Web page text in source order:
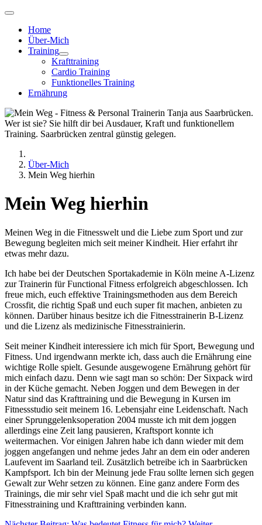
Home
Über-Mich
Training
Krafttraining
Cardio Training
Funktionelles Training
Ernährung
Über-Mich
Mein Weg hierhin
Mein Weg hierhin
Meinen Weg in die Fitnesswelt und die Liebe zum Sport und zur
Bewegung begleiten mich seit meiner Kindheit. Hier erfahrt ihr
etwas mehr dazu.
Ich habe bei der Deutschen Sportakademie in Köln meine A-Lizenz
zur Trainerin für Functional Fitness erfolgreich abgeschlossen. Ich
freue mich, euch effektive Trainingsmethoden aus dem Bereich
Crossfit, die richtig Spaß und euch super fit machen, anbieten zu
können. Darüber hinaus besitze ich die Fitnesstrainerin B-Lizenz
und die Lizenz als medizinische Fitnesstrainierin.
Seit meiner Kindheit interessiere ich mich für Sport, Bewegung und
Fitness. Und irgendwann merkte ich, dass auch die Ernährung eine
wichtige Rolle spielt. Gesunde ausgewogene Ernährung gehört für
mich einfach dazu. Denn wie sagt man so schön: Der Sixpack wird
in der Küche gemacht. Neben Joggen und dem Bewegen in der
Natur sind das Krafttraining und die Bewegung in Kursen im
Fitnessstudio seit meinem 16. Lebensjahr eine Leidenschaft. Nach
einer Sprunggelenksoperation 2004 musste ich mit dem joggen
allerdings eine Zeit lang pausieren, Kraftsport konnte ich
weitermachen. Vor einigen Jahren habe ich dann wieder mit dem
joggen angefangen und nehme jedes Jahr an dem ein oder anderen
Laufevent im Saarland teil. Zusätzlich betreibe ich in Saarbrücken
Kampfsport. Ich bin der Meinung jede Frau sollte lernen sich gegen
Gewalt zur Wehr setzen zu können. Eine ganz andere Form des
Trainings, die mir sehr viel Spaß macht und die ich sehr gut mit
Fitnesstraining und Krafttraining verbinden kann.